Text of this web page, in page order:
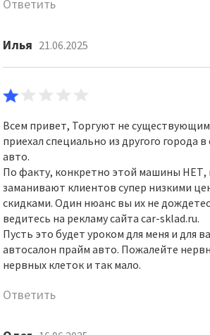
Ответить
Илья 21.06.2025
Всем привет, Торгуют не
приехал специально из другого города в
авто.
По факту, конкретно этой машины НЕТ,
заманивают клиентов супер низкими
скидками. Один нюанс вы их не
ведитесь на рекламу сайта car-sklad.ru.
Пусть это будет уроком для меня и для
автосалон прайм авто. Пожалейте
нервных клеток и так мало.
Ответить